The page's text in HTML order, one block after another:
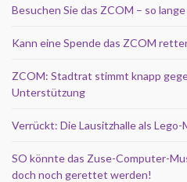
Besuchen Sie das ZCOM – so
Kann eine Spende das ZCOM
ZCOM: Stadtrat stimmt knapp
Unterstützung
Verrückt: Die Lausitzhalle als Lego-
SO könnte das Zuse-Computer-
doch noch gerettet werden!